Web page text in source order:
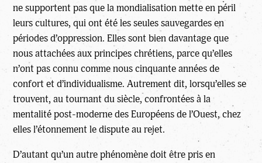
ne supportent pas que la mondialisation mette en péril
leurs cultures, qui ont été les seules sauvegardes en
périodes d’oppression. Elles sont bien davantage que
nous attachées aux principes chrétiens, parce qu’elles
n’ont pas connu comme nous cinquante années de
confort et d’individualisme. Autrement dit, lorsqu’elles se
trouvent, au tournant du siècle, confrontées à la
mentalité post-moderne des Européens de l’Ouest, chez
elles l’étonnement le dispute au rejet.
D’autant qu’un autre phénomène doit être pris en